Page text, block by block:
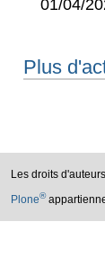
01/04/
Plus
Les droits d'auteurs
Plone®